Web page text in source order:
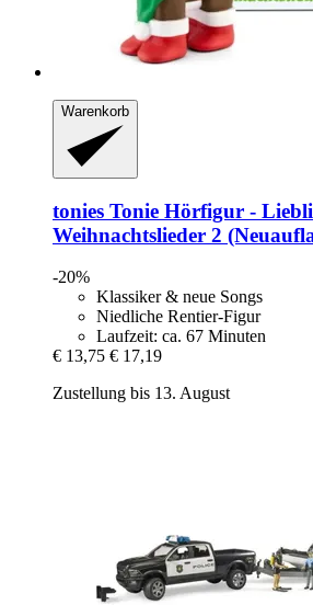
Warenkorb
tonies Tonie Hörfigur -​
Weihnachtslieder 2
-20%
Klassiker & neue Songs
Niedliche Rentier-Figur
Laufzeit: ca. 67 Minuten
€ 13,75 € 17,19
Zustellung bis 13. August